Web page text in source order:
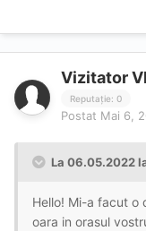
Vizitator
Reputație: 0
Postat Mai 6,
La 06.05.2022
Hello! Mi-a facut o
oara in orasul